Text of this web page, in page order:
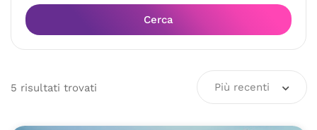
Cerca
5 risultati trovati Più recenti